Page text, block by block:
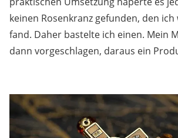
keinen Rosenkranz gefunden, den
fand. Daher bastelte ich einen. Mein
dann vorgeschlagen, daraus ein